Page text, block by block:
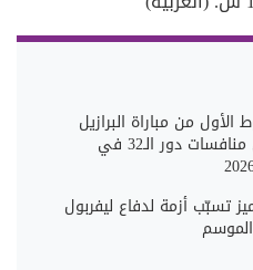
من مباراة البرازيل
واليابان ضمن منافسات دور الـ32 في
تسبّب أزمة لدفاع ليفربول